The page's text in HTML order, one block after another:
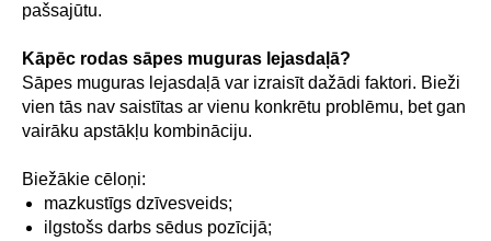
pašsajūtu.
Kāpēc rodas sāpes muguras lejasdaļā?
Sāpes muguras lejasdaļā var izraisīt dažādi faktori. Bieži
vien tās nav saistītas ar vienu konkrētu problēmu, bet gan
vairāku apstākļu kombināciju.
Biežākie cēloņi:
mazkustīgs dzīvesveids;
ilgstošs darbs sēdus pozīcijā;